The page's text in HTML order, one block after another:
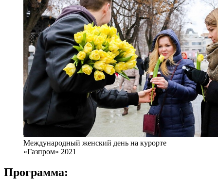
Международный женский день на курорте
«Газпром» 2021
Программа: